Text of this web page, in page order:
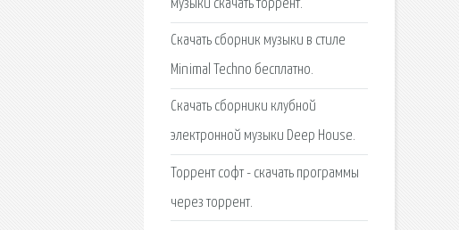
музыки скачать торрент.
Скачать сборник музыки в стиле
Minimal Techno бесплатно.
Скачать сборники клубной
электронной музыки Deep House.
Торрент софт - скачать программы
через торрент.